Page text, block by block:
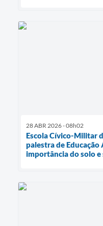
28 ABR 2026 - 08h02
Escola Cívico-Militar
palestra de
importância do solo e